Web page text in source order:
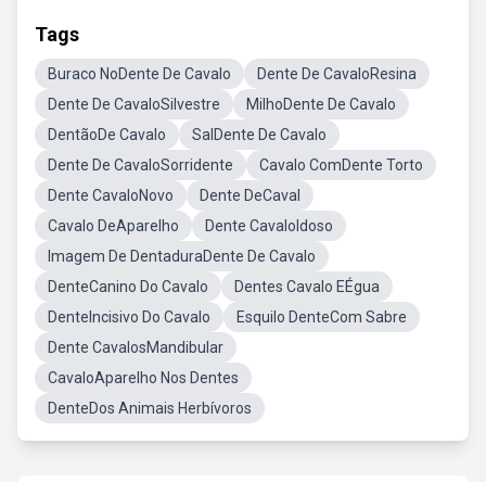
Tags
Buraco NoDente De Cavalo
Dente De CavaloResina
Dente De CavaloSilvestre
MilhoDente De Cavalo
DentãoDe Cavalo
SalDente De Cavalo
Dente De CavaloSorridente
Cavalo ComDente Torto
Dente CavaloNovo
Dente DeCaval
Cavalo DeAparelho
Dente CavaloIdoso
Imagem De DentaduraDente De Cavalo
DenteCanino Do Cavalo
Dentes Cavalo EÉgua
DenteIncisivo Do Cavalo
Esquilo DenteCom Sabre
Dente CavalosMandibular
CavaloAparelho Nos Dentes
DenteDos Animais Herbívoros